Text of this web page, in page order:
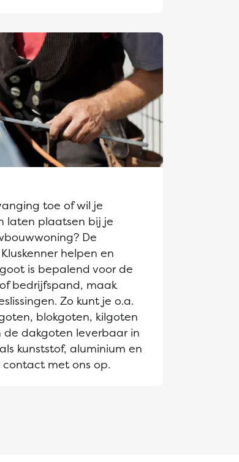
toe of wil je
laten plaatsen bij je
De
helpen en
is bepalend voor de
bedrijfspand, maak
Zo kunt je o.a.
blokgoten, kilgoten
dakgoten leverbaar in
kunststof, aluminium en
contact met ons op.